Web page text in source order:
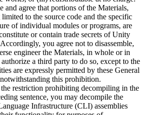
and agree that portions of the Materials,
to the source code and the specific
of individual modules or programs, are
or contain trade secrets of Unity
you agree not to disassemble,
engineer the Materials, in whole or in
a third party to do so, except to the
are expressly permitted by these General
this prohibition.
restriction prohibiting decompiling in the
sentence, you may decompile the
Infrastructure (CLI) assemblies